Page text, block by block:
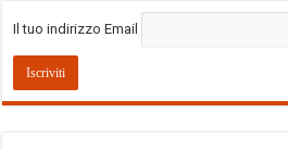
Il tuo indirizzo Email